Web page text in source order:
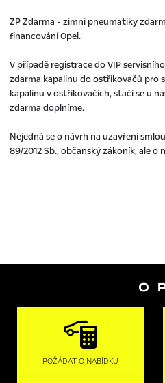
ZP Zdarma - zimní pneumatiky
financování Opel.
V případě registrace do VIP
zdarma kapalinu do ostřikovačů pro
kapalinu v ostřikovačích, stačí se u
zdarma doplníme.
Nejedná se o návrh na uzavření
POŽÁDAT O NABÍDKU